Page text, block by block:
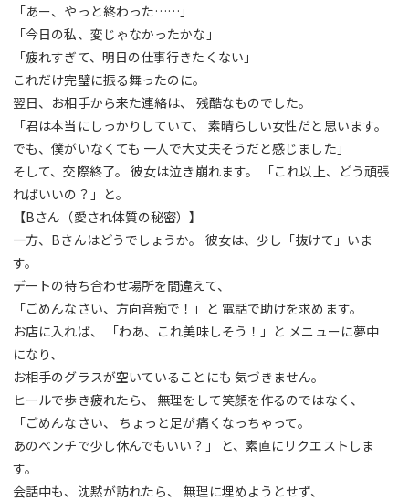
「あー、やっと終わった……」
「今日の私、変じゃなかったかな」
「疲れすぎて、明日の仕事行きたくない」
これだけ完璧に振る舞ったのに。
翌日、お相手から来た連絡は、 残酷なものでした。
「君は本当にしっかりしていて、 素晴らしい女性だと思います。
でも、僕がいなくても 一人で大丈夫そうだと感じました」
そして、交際終了。 彼女は泣き崩れます。 「これ以上、どう頑張
ればいいの？」と。
【Bさん（愛され体質の秘密）】
一方、Bさんはどうでしょうか。 彼女は、少し「抜けて」いま
す。
デートの待ち合わせ場所を間違えて、
「ごめんなさい、方向音痴で！」と 電話で助けを求めます。
お店に入れば、 「わあ、これ美味しそう！」と メニューに夢中
になり、
お相手のグラスが空いていることにも 気づきません。
ヒールで歩き疲れたら、 無理をして笑顔を作るのではなく、
「ごめんなさい、 ちょっと足が痛くなっちゃって。
あのベンチで少し休んでもいい？」 と、素直にリクエストしま
す。
会話中も、沈黙が訪れたら、 無理に埋めようとせず、